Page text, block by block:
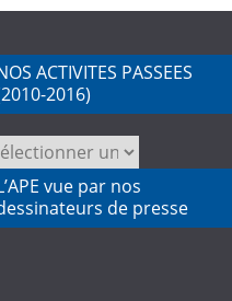
ACTIVITES PASSEES
2016)
vue par nos
de presse